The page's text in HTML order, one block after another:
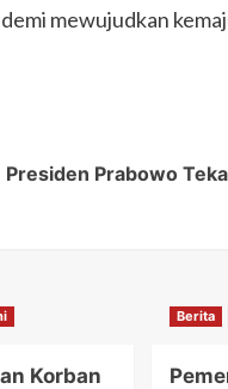
mewujudkan
Presiden Prabowo
Korban
Berita